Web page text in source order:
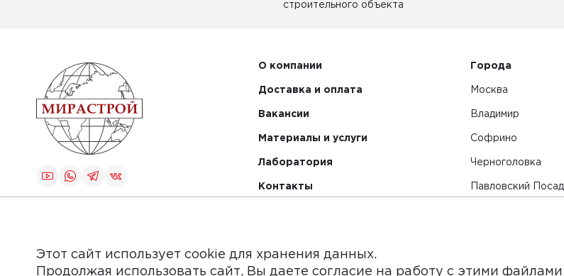
строительного объекта
О компании
Доставка и оплата
Вакансии
Материалы и услуги
Лаборатория
Контакты
Города
Москва
Владимир
Софрино
Черноголовка
Павловский Посад
Этот сайт использует cookie для хранения данных.
Продолжая использовать сайт, Вы даете согласие на работу с этими файлами